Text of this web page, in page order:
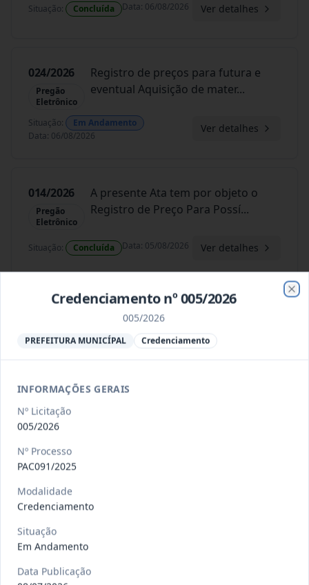
Situação: Concluída Data: 06/08/2026 Ver detalhes
024/2026
Pregão
Eletrônico
Registro de preços para futura e
eventual Aquisição de mater...
Situação:
Em Andamento
Data: 06/08/2026
Ver detalhes
014/2026
Pregão
Eletrônico
A presente Ata tem por objeto o
Registro de Preço Para Possí...
Situação: Concluída Data: 05/08/2026 Ver detalhes
Eletrônico
Registro de preços para possível e
012/2026
Pregão
Situação :
009/2026
Pregão
Eletrônico
Credenciamento nº 005/2026
005/2026
PREFEITURA MUNICÍPAL Credenciamento
INFORMAÇÕES GERAIS
Nº Licitação
005/2026
Nº Processo
PAC091/2025
Modalidade
Credenciamento
Situação
Em Andamento
Data Publicação